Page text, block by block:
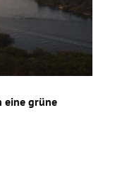
eine grüne